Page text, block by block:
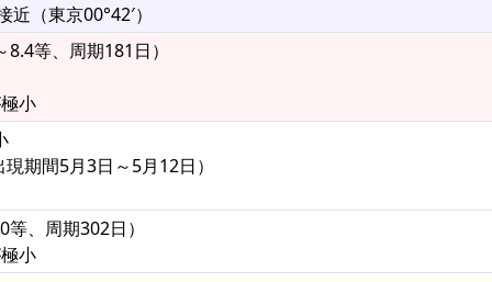
（東京00°42′）
等、周期181日）
小
期間5月3日～5月12日）
、周期302日）
小